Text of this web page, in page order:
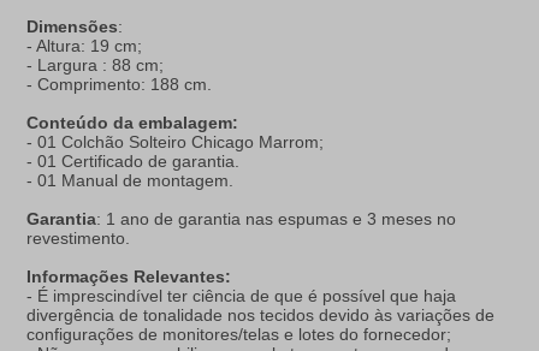
Dimensões:
- Altura: 19 cm;
- Largura : 88 cm;
- Comprimento: 188 cm.
Conteúdo da embalagem:
- 01 Colchão Solteiro Chicago Marrom;
- 01 Certificado de garantia.
- 01 Manual de montagem.
Garantia: 1 ano de garantia nas espumas e 3 meses no
revestimento.
Informações Relevantes:
- É imprescindível ter ciência de que é possível que haja
divergência de tonalidade nos tecidos devido às variações de
configurações de monitores/telas e lotes do fornecedor;